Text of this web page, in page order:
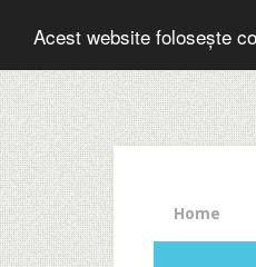
Acest website folosește
The
HelloBar
- a
little
bar
that
gets
Home